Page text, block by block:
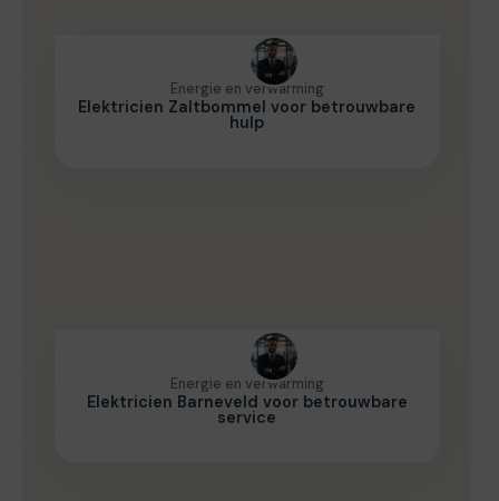
Energie en verwarming
Elektricien Zaltbommel voor betrouwbare
hulp
Energie en verwarming
Elektricien Barneveld voor betrouwbare
service